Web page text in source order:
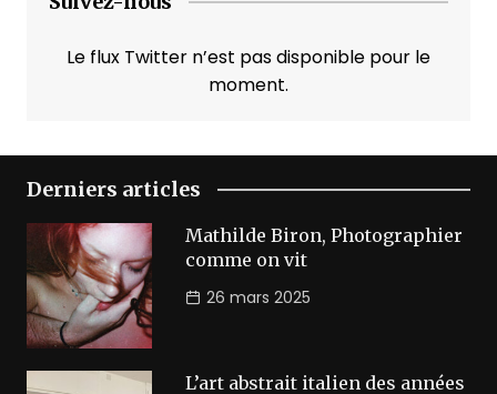
Le flux Twitter n’est pas disponible pour le
moment.
Derniers articles
Mathilde Biron, Photographier
comme on vit
26 mars 2025
L’art abstrait italien des années